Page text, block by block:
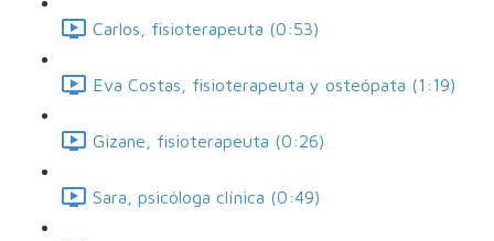
Carlos, fisioterapeuta (0:53)
Eva Costas, fisioterapeuta y osteópata (1:19)
Gizane, fisioterapeuta (0:26)
Sara, psicóloga clínica (0:49)